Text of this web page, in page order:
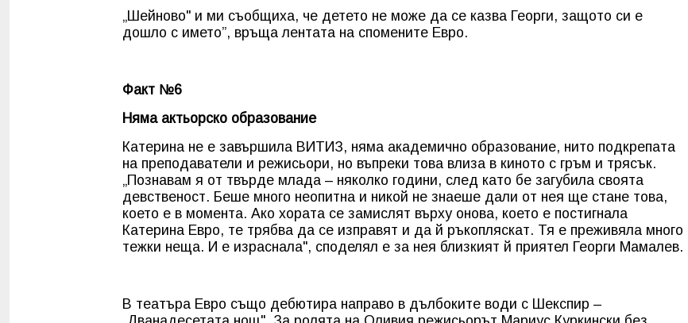
„Шейново" и ми съобщиха, че детето не може да се казва Георги, защото си е
дошло с името”, връща лентата на спомените Евро.
Факт №6
Няма актьорско образование
Катерина не е завършила ВИТИЗ, няма академично образование, нито подкрепата
на преподаватели и режисьори, но въпреки това влиза в киното с гръм и трясък.
„Познавам я от твърде млада – няколко години, след като бе загубила своята
девственост. Беше много неопитна и никой не знаеше дали от нея ще стане това,
което е в момента. Ако хората се замислят върху онова, което е постигнала
Катерина Евро, те трябва да се изправят и да й ръкопляскат. Тя е преживяла много
тежки неща. И е израснала", споделял е за нея близкият й приятел Георги Мамалев.
В театъра Евро също дебютира направо в дълбоките води с Шекспир –